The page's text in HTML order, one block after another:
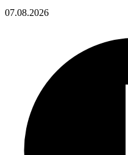
07.08.2026